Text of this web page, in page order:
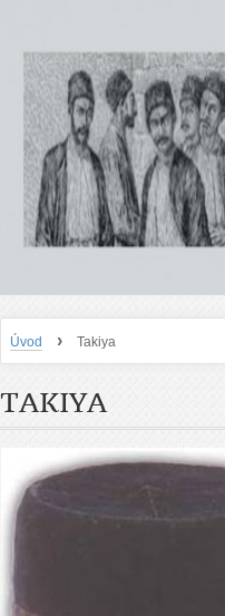
Úvod › Takiya
TAKIYA